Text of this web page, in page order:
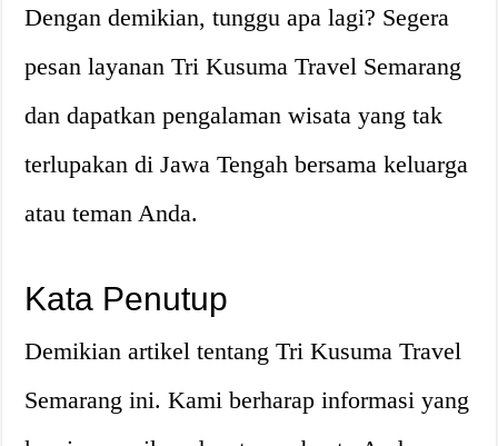
Dengan demikian, tunggu apa lagi? Segera
pesan layanan Tri Kusuma Travel Semarang
dan dapatkan pengalaman wisata yang tak
terlupakan di Jawa Tengah bersama keluarga
atau teman Anda.
Kata Penutup
Demikian artikel tentang Tri Kusuma Travel
Semarang ini. Kami berharap informasi yang